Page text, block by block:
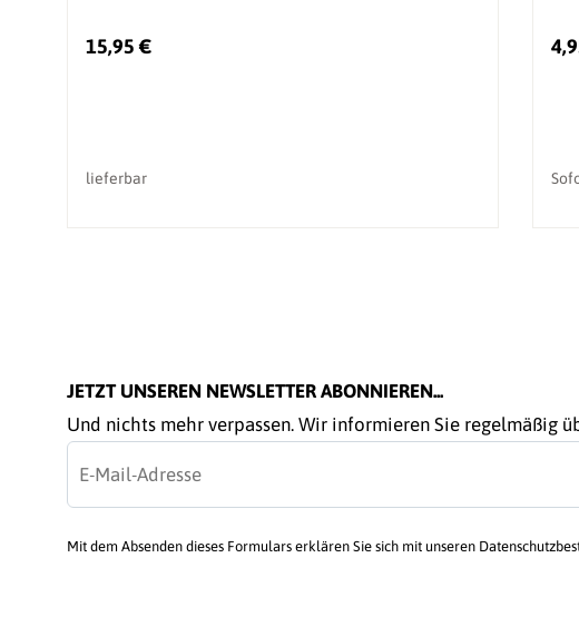
15,95 €
lieferbar
JETZT UNSEREN NEWSLETTER ABONNIEREN...
Und nichts mehr verpassen. Wir informieren Sie regelmäßig
Mit dem Absenden dieses Formulars erklären Sie sich mit unseren